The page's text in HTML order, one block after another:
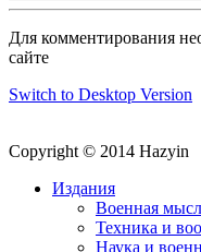
Для комментирования
сайте
Switch to Desktop Version
Copyright © 2014 Hazyin
Издания
Военная
Техника и
Наука и